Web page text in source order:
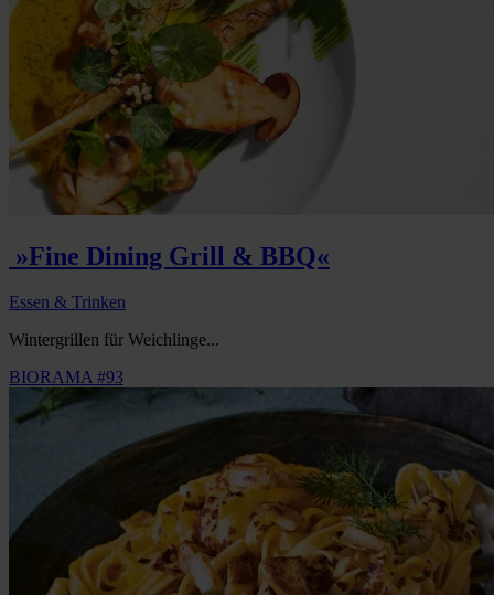
»Fine Dining Grill & BBQ«
Essen & Trinken
Wintergrillen für Weichlinge...
BIORAMA #93